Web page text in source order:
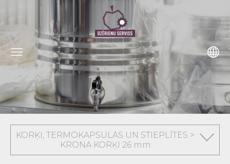
KORĶI, TERMOKAPSULAS UN STIEPLĪTES >
KRONA KORĶI 26 mm